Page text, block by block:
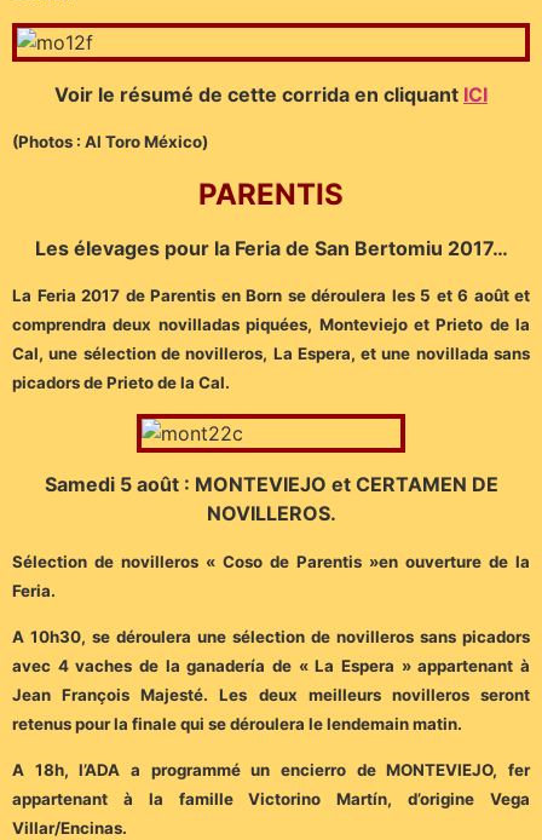
Voir le résumé de cette corrida en cliquant ICI
(Photos : Al Toro México)
PARENTIS
Les élevages pour la Feria de San Bertomiu 2017…
La Feria 2017 de Parentis en Born se déroulera les 5 et 6 août et
comprendra deux novilladas piquées, Monteviejo et Prieto de la
Cal, une sélection de novilleros, La Espera, et une novillada sans
picadors de Prieto de la Cal.
Samedi 5 août : MONTEVIEJO et CERTAMEN DE
NOVILLEROS.
Sélection de novilleros « Coso de Parentis »en ouverture de la
Feria.
A 10h30, se déroulera une sélection de novilleros sans picadors
avec 4 vaches de la ganadería de « La Espera » appartenant à
Jean François Majesté. Les deux meilleurs novilleros seront
retenus pour la finale qui se déroulera le lendemain matin.
A 18h, l’ADA a programmé un encierro de MONTEVIEJO, fer
appartenant à la famille Victorino Martín, d’origine Vega
Villar/Encinas.